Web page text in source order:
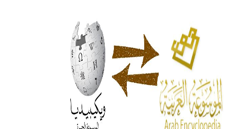
الحكم، الأدلة، تنظيم التغذية، ورسالته في جروح الرأس. ويعود
له الفضل بأنه حرر الطب من الدين والفلسفة.
- هل تعلم أن المرجان إفراز حيواني يتكون في البحر ويتركب
من مادة كربونات الكلسيوم، وهو أحمر أو شديد الحمرة وهو
أجود أنواعه، ويمتاز بكبر الحجم ويسمى الش